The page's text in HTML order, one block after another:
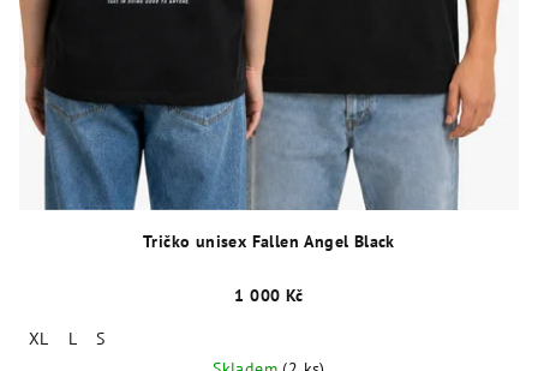
Tričko unisex Fallen Angel Black
1 000 Kč
XL
L
S